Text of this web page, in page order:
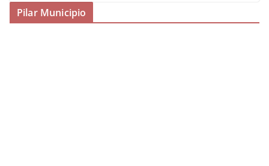
Pilar Municipio